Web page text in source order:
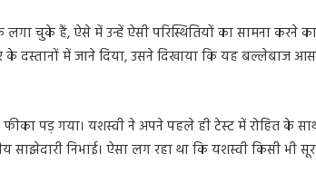
लगा चुके हैं, ऐसे में उन्हें ऐसी परिस्थितियों का सामना करने
दस्तानों में जाने दिया, उसने दिखाया कि यह बल्लेबाज
पड़ गया। यशस्वी ने अपने पहले ही टेस्ट में रोहित के
निभाई। ऐसा लग रहा था कि यशस्वी किसी भी